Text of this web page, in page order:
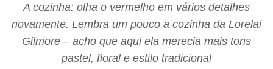
A cozinha: olha o vermelho em vários detalhes
novamente. Lembra um pouco a cozinha da Lorelai
Gilmore – acho que aqui ela merecia mais tons
pastel, floral e estilo tradicional